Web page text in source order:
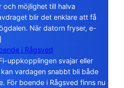
möjlighet till halva
blir det enklare att få
När datorn fryser, e-
i Rågsved
uppkopplingen svajar eller
vardagen snabbt bli både
För boende i Rågsved finns nu